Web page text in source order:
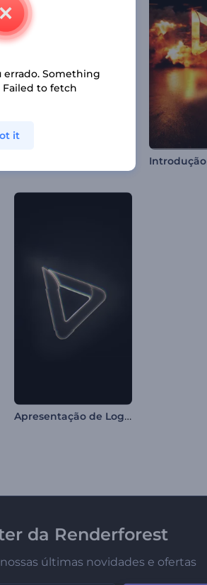
Apresentação de Logo de Glitch Piscante
da Renderforest
últimas novidades e ofertas
errado. Something
to fetch
it